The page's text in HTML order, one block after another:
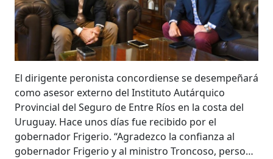
El dirigente peronista concordiense se desempeñará
como asesor externo del Instituto Autárquico
Provincial del Seguro de Entre Ríos en la costa del
Uruguay. Hace unos días fue recibido por el
gobernador Frigerio. “Agradezco la confianza al
gobernador Frigerio y al ministro Troncoso, perso…